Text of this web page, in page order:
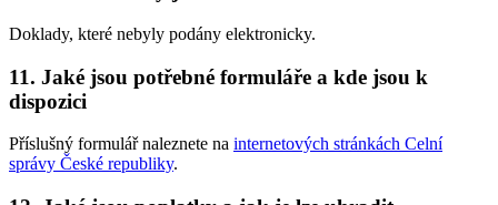
Doklady, které nebyly podány elektronicky.
11. Jaké jsou potřebné formuláře a kde jsou k
dispozici
Příslušný formulář naleznete na internetových stránkách Celní
správy České republiky.